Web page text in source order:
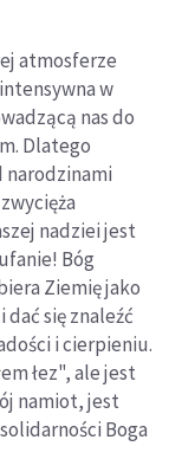
atmosferze
w
nas do
Dlatego
narodzinami
nadziei jest
Bóg
Ziemię jako
się znaleźć
i cierpieniu.
łez", ale jest
namiot, jest
Boga